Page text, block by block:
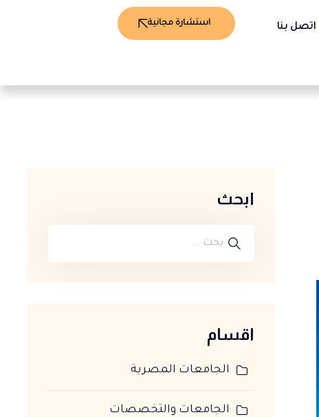
اتصل بنا استشارة مجانية
ابحث
اقسام
الجامعات المصرية
الجامعات والتخصصات